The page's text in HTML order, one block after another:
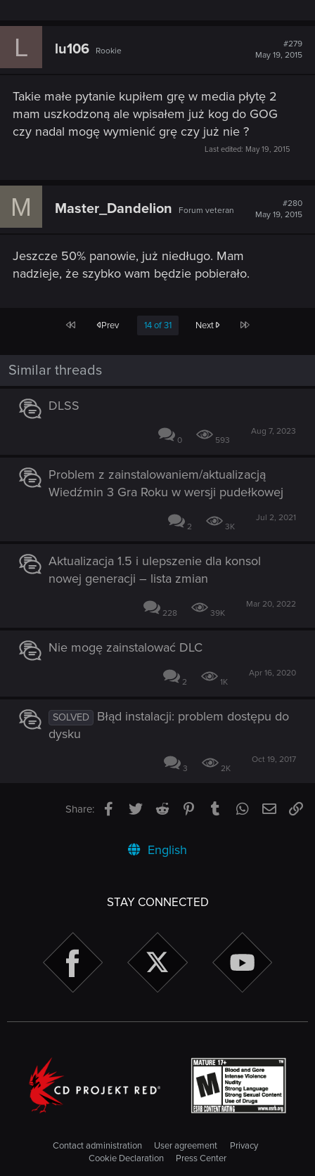
L lu106 Rookie
#279
May 19, 2015
Takie małe pytanie kupiłem grę w media płytę 2
mam uszkodzoną ale wpisałem już kog do GOG
czy nadal mogę wymienić grę czy już nie ?
Last edited: May 19, 2015
M Master_Dandelion Forum veteran
#280
May 19, 2015
Jeszcze 50% panowie, już niedługo. Mam
nadzieje, że szybko wam będzie pobierało.
First Prev 14 of 31 Next Last
Similar threads
DLSS
0 593
Aug 7, 2023
Problem z zainstalowaniem/aktualizacją
Wiedźmin 3 Gra Roku w wersji pudełkowej
2 3K
Jul 2, 2021
Aktualizacja 1.5 i ulepszenie dla konsol
nowej generacji – lista zmian
228 39K
Mar 20, 2022
Nie mogę zainstalować DLC
2 1K
Apr 16, 2020
SOLVED
Błąd instalacji: problem dostępu do
dysku
3 2K
Oct 19, 2017
Share: Facebook
TwitterReddit PinterestTumblrWhatsApp
Email
English
STAY CONNECTED
Contact administration User agreement
Privacy
Cookie Declaration
Press Center